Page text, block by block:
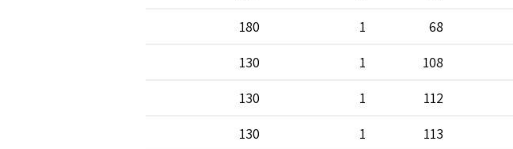
68
1
180
108
1
130
112
1
130
113
1
130